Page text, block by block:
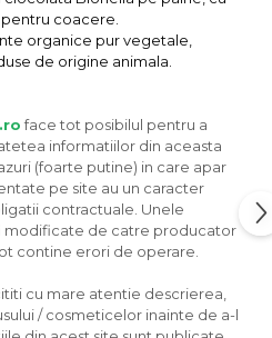
coacere.
organice pur vegetale,
de origine animala.
face tot posibilul pentru a
informatiilor din aceasta
(foarte putine) in care apar
pe site au un caracter
contractuale. Unele
modificate de catre producator
contine erori de operare.
cu mare atentie descrierea,
/ cosmeticelor inainte de a-l